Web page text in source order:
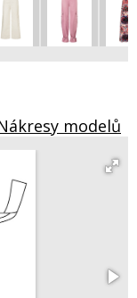
modelů